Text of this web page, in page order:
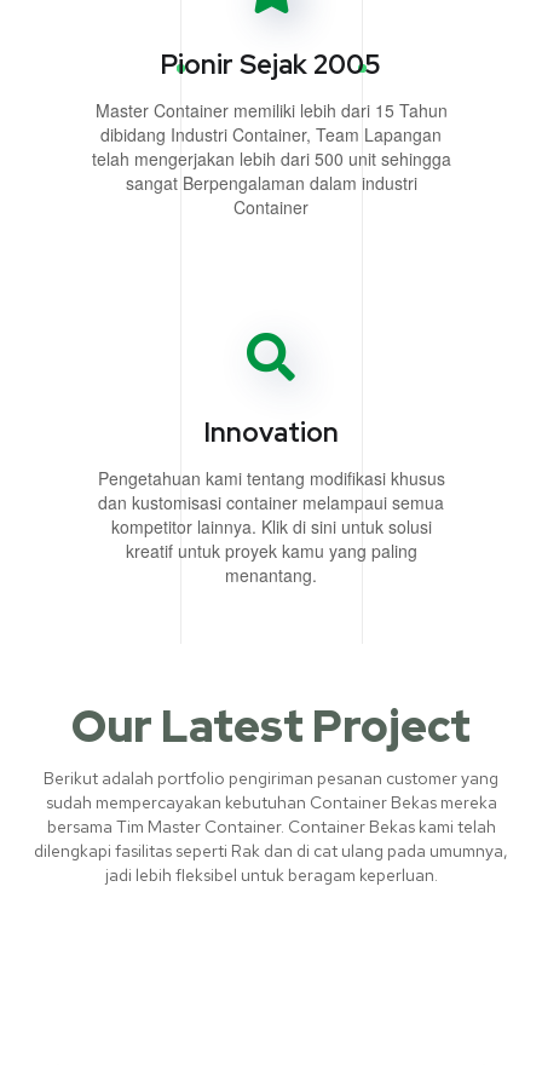
Pionir Sejak 2005
Master Container memiliki lebih dari 15 Tahun
dibidang Industri Container, Team Lapangan
telah mengerjakan lebih dari 500 unit sehingga
sangat Berpengalaman dalam industri
Container
Innovation
Pengetahuan kami tentang modifikasi khusus
dan kustomisasi container melampaui semua
kompetitor lainnya. Klik di sini untuk solusi
kreatif untuk proyek kamu yang paling
menantang.
Our Latest Project
Berikut adalah portfolio pengiriman pesanan customer yang
sudah mempercayakan kebutuhan Container Bekas mereka
bersama Tim Master Container. Container Bekas kami telah
dilengkapi fasilitas seperti Rak dan di cat ulang pada umumnya,
jadi lebih fleksibel untuk beragam keperluan.